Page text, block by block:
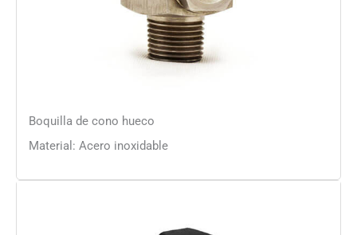
Boquilla de cono hueco
Material: Acero inoxidable